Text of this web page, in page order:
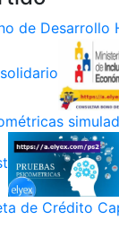
de Desarrollo
de Crédito